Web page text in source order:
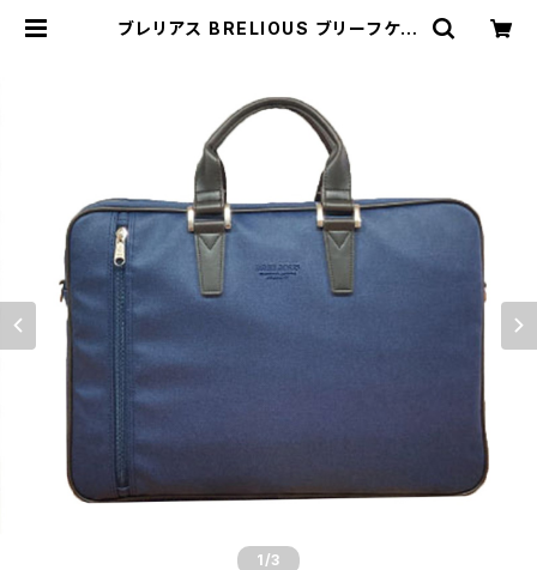
ブレリアス BRELIOUS ブリーフケー
1 /3